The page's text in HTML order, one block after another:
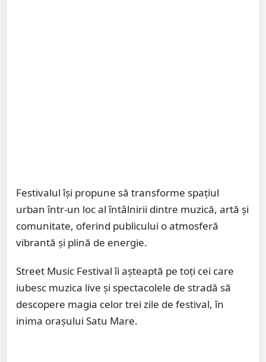
Festivalul își propune să transforme spațiul
urban într-un loc al întâlnirii dintre muzică, artă și
comunitate, oferind publicului o atmosferă
vibrantă și plină de energie.
Street Music Festival îi așteaptă pe toți cei care
iubesc muzica live și spectacolele de stradă să
descopere magia celor trei zile de festival, în
inima orașului Satu Mare.